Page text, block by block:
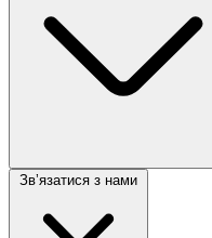
Звʼязатися з нами